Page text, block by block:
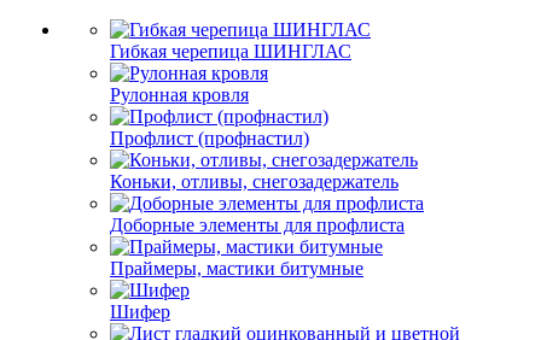
Гибкая черепица ШИНГЛАС
Рулонная кровля
Профлист (профнастил)
Коньки, отливы, снегозадержатель
Доборные элементы для профлиста
Праймеры, мастики битумные
Шифер